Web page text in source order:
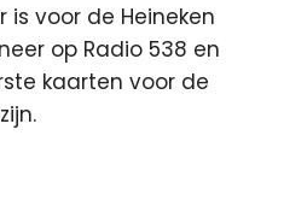
voor de Heineken
op Radio 538 en
kaarten voor de